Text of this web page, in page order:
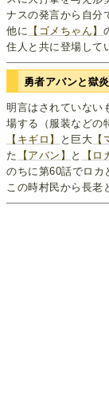
ナスの発言から自分
他に
【ゴメちゃん】
住人と共に登場して
勇者アバンと獄
明言はされていない
場する（服装などの
【キギロ】
と巨大
た
【アバン】 と 【ロ
のちに第60話でロカ
この時村民から長老